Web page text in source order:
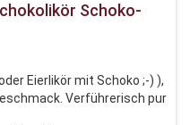
Schoko-
Eierlikör mit Schoko ;-) ),
Verführerisch pur